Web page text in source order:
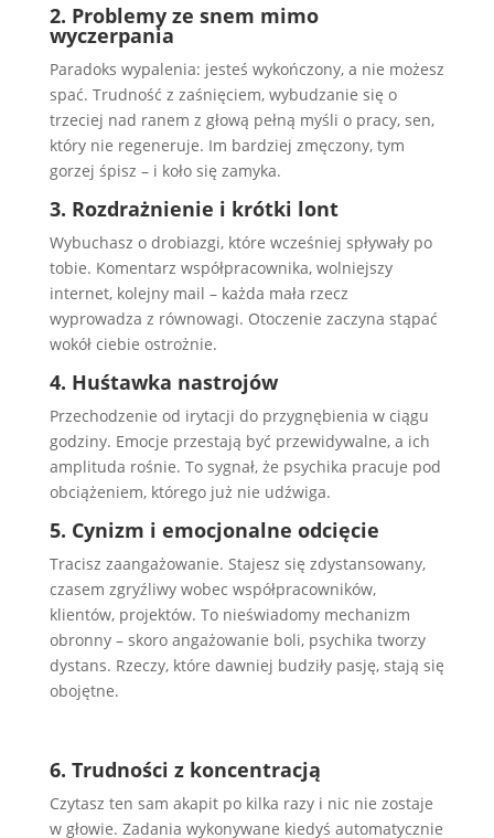
2. Problemy ze snem mimo
wyczerpania
Paradoks wypalenia: jesteś wykończony, a nie możesz
spać. Trudność z zaśnięciem, wybudzanie się o
trzeciej nad ranem z głową pełną myśli o pracy, sen,
który nie regeneruje. Im bardziej zmęczony, tym
gorzej śpisz – i koło się zamyka.
3. Rozdrażnienie i krótki lont
Wybuchasz o drobiazgi, które wcześniej spływały po
tobie. Komentarz współpracownika, wolniejszy
internet, kolejny mail – każda mała rzecz
wyprowadza z równowagi. Otoczenie zaczyna stąpać
wokół ciebie ostrożnie.
4. Huśtawka nastrojów
Przechodzenie od irytacji do przygnębienia w ciągu
godziny. Emocje przestają być przewidywalne, a ich
amplituda rośnie. To sygnał, że psychika pracuje pod
obciążeniem, którego już nie udźwiga.
5. Cynizm i emocjonalne odcięcie
Tracisz zaangażowanie. Stajesz się zdystansowany,
czasem zgryźliwy wobec współpracowników,
klientów, projektów. To nieświadomy mechanizm
obronny – skoro angażowanie boli, psychika tworzy
dystans. Rzeczy, które dawniej budziły pasję, stają się
obojętne.
6. Trudności z koncentracją
Czytasz ten sam akapit po kilka razy i nic nie zostaje
w głowie. Zadania wykonywane kiedyś automatycznie